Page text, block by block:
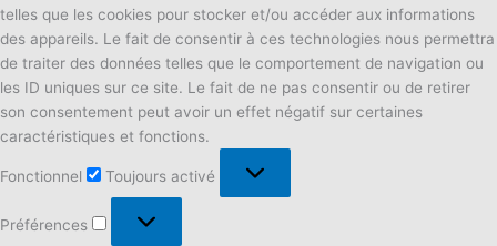
telles que les cookies pour stocker et/ou accéder aux informations
des appareils. Le fait de consentir à ces technologies nous permettra
de traiter des données telles que le comportement de navigation ou
les ID uniques sur ce site. Le fait de ne pas consentir ou de retirer
son consentement peut avoir un effet négatif sur certaines
caractéristiques et fonctions.
Fonctionnel
Toujours activé
Préférences